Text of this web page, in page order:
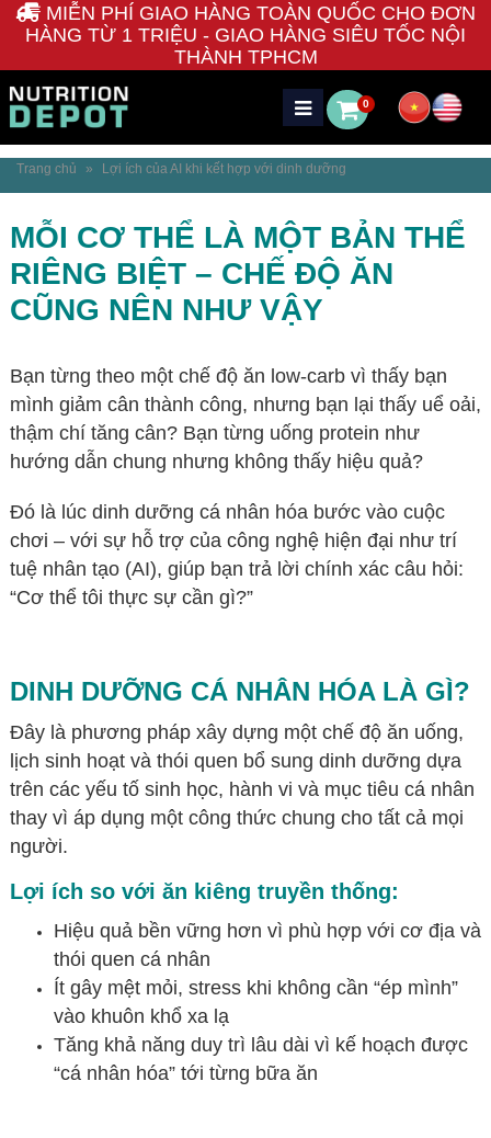
MIỄN PHÍ GIAO HÀNG TOÀN QUỐC CHO ĐƠN
HÀNG TỪ 1 TRIỆU - GIAO HÀNG SIÊU TỐC NỘI
THÀNH TPHCM
0
Trang chủ » Lợi ích của AI khi kết hợp với dinh dưỡng
MỖI CƠ THỂ LÀ MỘT BẢN THỂ
RIÊNG BIỆT – CHẾ ĐỘ ĂN
CŨNG NÊN NHƯ VẬY
Bạn từng theo một chế độ ăn low-carb vì thấy bạn
mình giảm cân thành công, nhưng bạn lại thấy uể oải,
thậm chí tăng cân? Bạn từng uống protein như
hướng dẫn chung nhưng không thấy hiệu quả?
Đó là lúc dinh dưỡng cá nhân hóa bước vào cuộc
chơi – với sự hỗ trợ của công nghệ hiện đại như trí
tuệ nhân tạo (AI), giúp bạn trả lời chính xác câu hỏi:
“Cơ thể tôi thực sự cần gì?”
DINH DƯỠNG CÁ NHÂN HÓA LÀ GÌ?
Đây là phương pháp xây dựng một chế độ ăn uống,
lịch sinh hoạt và thói quen bổ sung dinh dưỡng dựa
trên các yếu tố sinh học, hành vi và mục tiêu cá nhân
thay vì áp dụng một công thức chung cho tất cả mọi
người.
Lợi ích so với ăn kiêng truyền thống:
Hiệu quả bền vững hơn vì phù hợp với cơ địa và
thói quen cá nhân
Ít gây mệt mỏi, stress khi không cần “ép mình”
vào khuôn khổ xa lạ
Tăng khả năng duy trì lâu dài vì kế hoạch được
“cá nhân hóa” tới từng bữa ăn